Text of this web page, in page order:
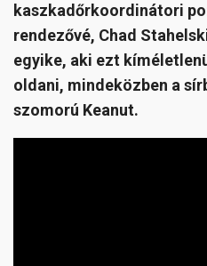
kaszkadőrkoordinátori
rendezővé, Chad
egyike, aki ezt
oldani, mindeközben a
szomorú Keanut.